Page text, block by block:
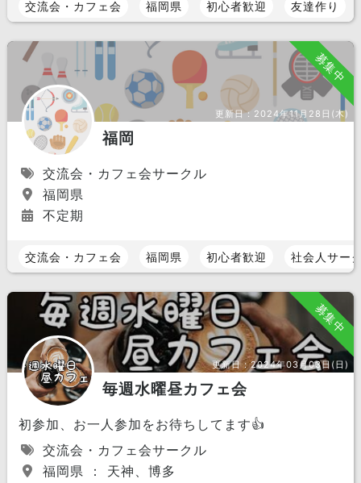
交流会・カフェ会 福岡県 初心者歓迎 友達作り
募集中
更新日： 2024年11月28日(木)
福岡
交流会・カフェ会サークル
福岡県
不定期
交流会・カフェ会 福岡県 初心者歓迎 社会人サー
募集中
更新日：2024年03月03日(日)
毎週水曜昼カフェ会
初参加、お一人参加をお待ちしてます👍
交流会・カフェ会サークル
福岡県 ： 天神、博多